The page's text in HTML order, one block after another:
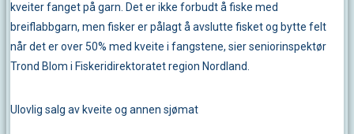
kveiter fanget på garn. Det er ikke forbudt å fiske med
breiflabbgarn, men fisker er pålagt å avslutte fisket og bytte felt
når det er over 50% med kveite i fangstene, sier seniorinspektør
Trond Blom i Fiskeridirektoratet region Nordland.
Ulovlig salg av kveite og annen sjømat